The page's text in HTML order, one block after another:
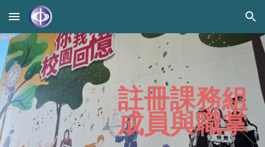
Skip to main content Skip to navigation
註冊課務組
成員與職掌